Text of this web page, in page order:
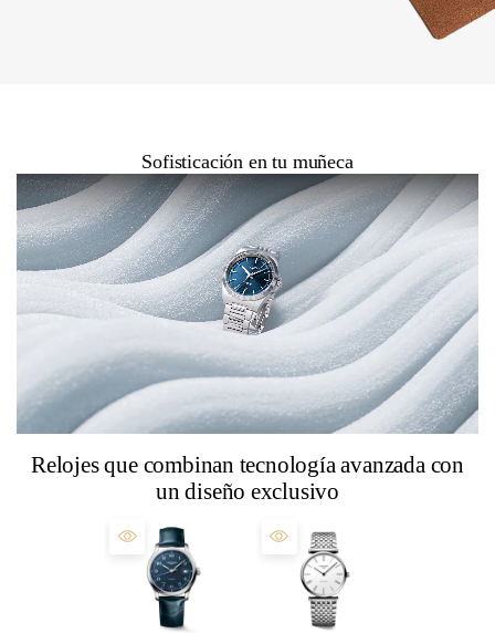
Sofisticación en tu muñeca
Relojes que combinan tecnología avanzada con
un diseño exclusivo